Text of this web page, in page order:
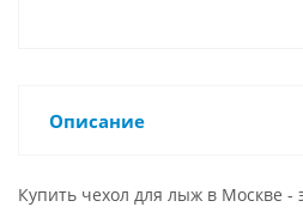
Описание
Купить чехол для лыж в Москве -